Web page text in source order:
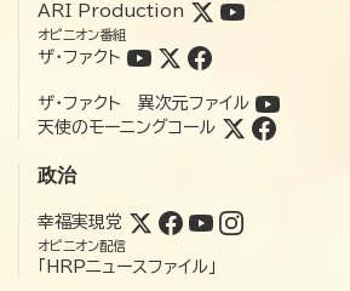
ARI Production
オピニオン番組
ザ・ファクト
ザ・ファクト 異次元ファイル
天使のモーニングコール
政治
幸福実現党
オピニオン配信
「HRPニュースファイル」